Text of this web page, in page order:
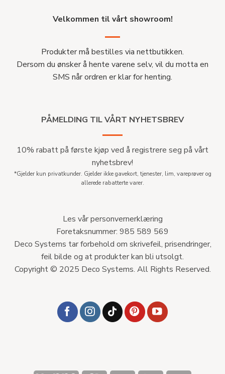
Velkommen til vårt showroom!
Produkter må bestilles via nettbutikken.
Dersom du ønsker å hente varene selv, vil du motta en
SMS når ordren er klar for henting.
PÅMELDING TIL VÅRT NYHETSBREV
10% rabatt på første kjøp ved å registrere seg på vårt
nyhetsbrev!
*Gjelder kun privatkunder. Gjelder ikke gavekort, tjenester, lim, vareprøver og
allerede rabatterte varer.
Les vår personvernerklæring
Foretaksnummer: 985 589 569
Deco Systems tar forbehold om skrivefeil, prisendringer,
feil bilde og at produkter kan bli utsolgt.
Copyright © 2025 Deco Systems. All Rights Reserved.